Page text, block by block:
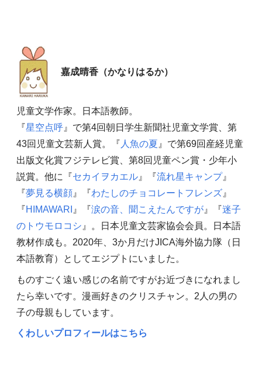
嘉成晴香（かなりはるか）
児童文学作家。日本語教師。
『星空点呼』で第4回朝日学生新聞社児童文学賞、第
43回児童文芸新人賞。『 人魚の夏 』で第69回産経児童
出版文化賞フジテレビ賞、第8回児童ペン賞・少年小
説賞。他に『セカイヲカエル』『流れ星キャンプ』
『夢見る横顔』『わたしのチョコレートフレンズ』
『HIMAWARI 』『涙の音、聞こえたんですが』『迷子
のトウモロコシ 』。日本児童文芸家協会会員。日本語
教材作成も。2020年、3か月だけJICA海外協力隊（日
本語教育）としてエジプトにいました。
ものすごく遠い感じの名前ですがお近づきになれまし
たら幸いです。漫画好きのクリスチャン。2人の男の
子の母親もしています。
くわしいプロフィールはこちら